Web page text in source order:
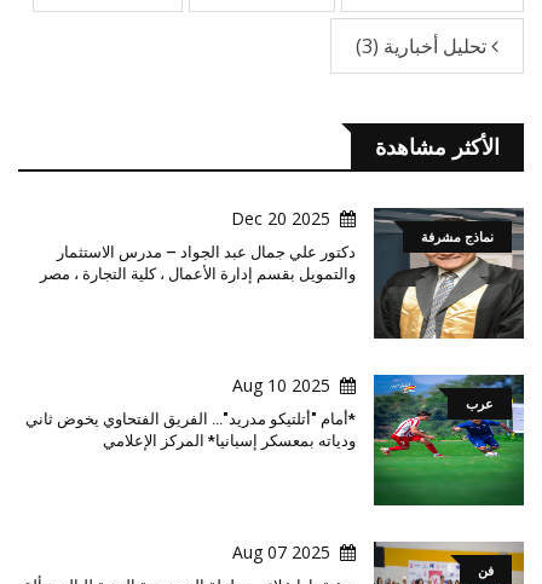
تحليل أخبارية (3)
الأكثر مشاهدة
نماذج مشرفة
2025 Dec 20
دكتور علي جمال عبد الجواد – مدرس الاستثمار
والتمويل بقسم إدارة الأعمال ، كلية التجارة ، مصر
عرب
2025 Aug 10
*أمام "أتلتيكو مدريد"… الفريق الفتحاوي يخوض ثاني
ودياته بمعسكر إسبانيا* المركز الإعلامي
فن
2025 Aug 07